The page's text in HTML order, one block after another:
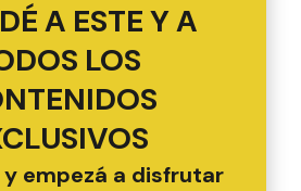
A ESTE Y A
LOS
empezá a disfrutar